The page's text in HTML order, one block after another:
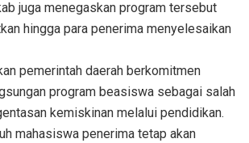
juga menegaskan program tersebut
hingga para penerima menyelesaikan
pemerintah daerah berkomitmen
program beasiswa sebagai salah
kemiskinan melalui pendidikan.
mahasiswa penerima tetap akan